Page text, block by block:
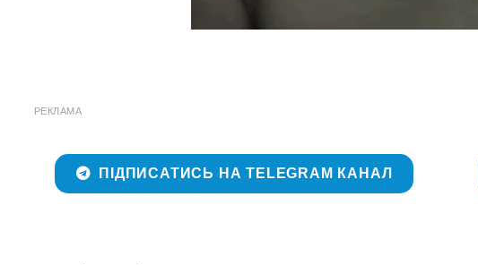
РЕКЛАМА
ПІДПИСАТИСЬ НА TELEGRAM КАНАЛ